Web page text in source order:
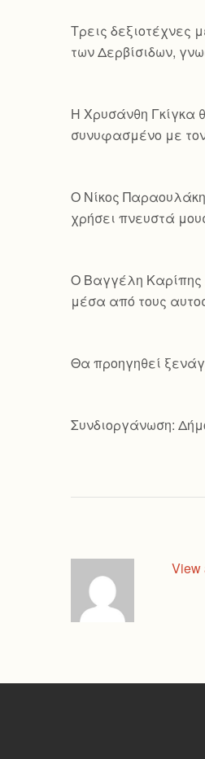
Τρεις δεξιοτέχνες
των Δερβίσιδων,
Η Χρυσάνθη Γκίγκα
συνυφασμένο με
Ο Νίκος
χρήσει πνευστά
Ο Βαγγέλη Καρίπης
μέσα από τους
Θα προηγηθεί
Συνδιοργάνωση:
View